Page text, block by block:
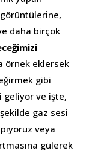
daha birçok
örnek eklersek
gibi
geliyor ve işte,
gaz sesi
veya
gülerek